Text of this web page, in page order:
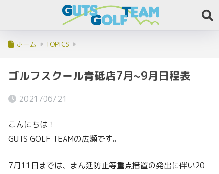
ホーム TOPICS
ゴルフスクール青砥店7月~9月日程表
2021/06/21
こんにちは！
GUTS GOLF TEAMの広瀬です。
7月11日までは、まん延防止等重点措置の発出に伴い20